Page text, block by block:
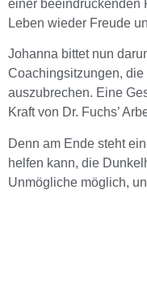
einer beeindruckenden
Leben wieder Freude
Johanna bittet nun
Coachingsitzungen, die
auszubrechen. Eine
Kraft von Dr. Fuchs’
Denn am Ende steht
helfen kann, die
Unmögliche möglich,